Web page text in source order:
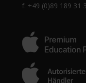
f: +49 (0)89 189 31